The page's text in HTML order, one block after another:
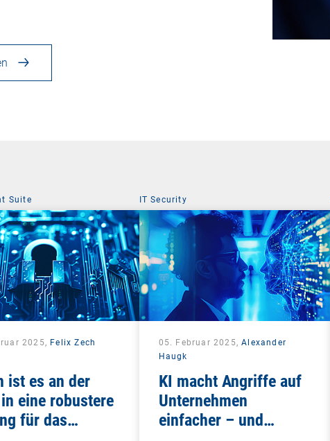
Suite
2025, Felix Zech
ist es an der
eine robustere
für das
IT Security
05. Februar 2025,Alexander
Haugk
KI macht Angriffe auf
Unternehmen
einfacher – und